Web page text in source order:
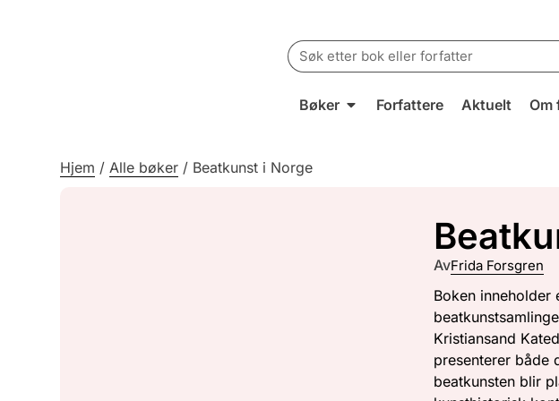
Search
for:
Bøker Forfattere Aktuelt Om
Hjem /Alle bøker / Beatkunst i Norge
AvFrida Forsgren
Boken inneholder
Kristiansand
presenterer både
beatkunsten blir